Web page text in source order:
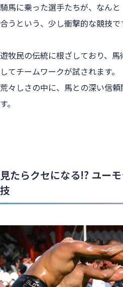
騎馬に乗った選手たちが、なん
合うという、少し衝撃的な競技で
遊牧民の伝統に根ざしており、
してチームワークが試されます。
荒々しさの中に、馬との深い信
す。
見たらクセになる!? ユー
技